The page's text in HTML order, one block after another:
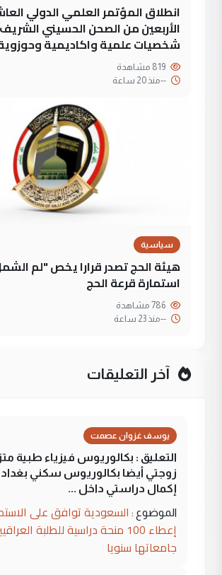
انطلاق المؤتمر العلمي الدولي
الأربعين من الصحن الحسيني
شخصيات علمية واكاديمية
--منذ 20 ساعة
سياسية
هيئة الحج تصدر قرارا يخص "لم
استمارة قرعة الحج
--منذ 23 ساعة
آخر التعليقات
يوسف غزوان عصمت
التعليق : بكالوريوس فيزياء طبية
زوجتي أيضا بكالوريوس سكني
إكمال دراستي داخل ...
الموضوع : السعودية توافق على
إعطاء 100 منحة دراسية للطلبة
جامعاتها سنويا